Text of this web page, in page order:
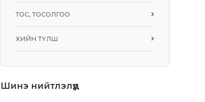
ТОС, ТОСОЛГОО
ХИЙН ТҮЛШ
Шинэ нийтлэлүүд